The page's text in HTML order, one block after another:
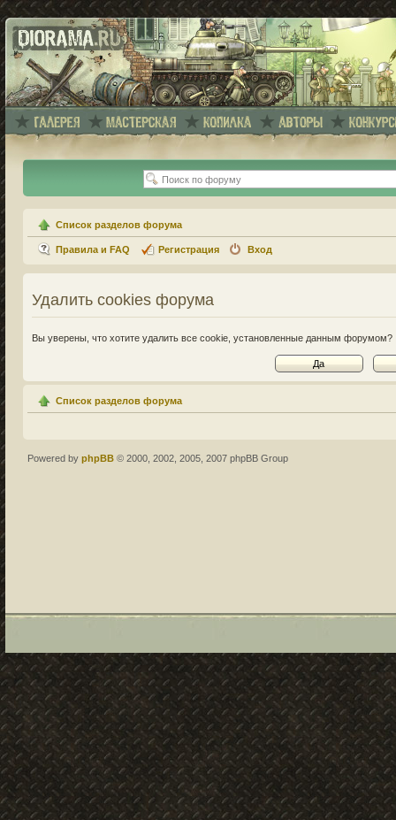
Список разделов форума
Правила и FAQ Регистрация Вход
Удалить cookies форума
Вы уверены, что хотите удалить все cookie, установленные данным форумом?
Список разделов форума
Powered by phpBB © 2000, 2002, 2005, 2007 phpBB Group